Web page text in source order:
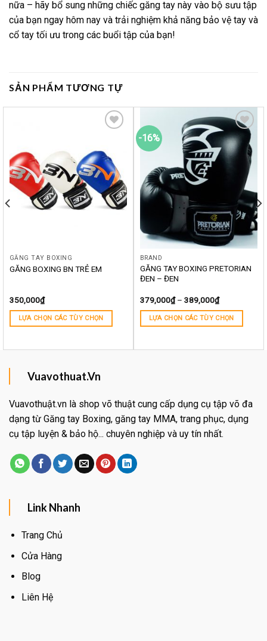
nữa – hãy bổ sung những chiếc găng tay này vào bộ sưu tập
của bạn ngay hôm nay và trải nghiệm khả năng bảo vệ tay và
cổ tay tối ưu trong các buổi tập của bạn!
SẢN PHẨM TƯƠNG TỰ
GĂNG TAY BOXING
GĂNG BOXING BN TRẺ EM
350,000₫
LỰA CHỌN CÁC TÙY CHỌN
-16%
Yêu
thích
BRAND
GĂNG TAY BOXING PRETORIAN
ĐEN – ĐEN
379,000₫– 389,000₫
LỰA CHỌN CÁC TÙY CHỌN
Vuavothuat.Vn
Vuavothuật.vn là shop võ thuật cung cấp dụng cụ tập võ đa
dạng từ Găng tay Boxing, găng tay MMA, trang phục, dụng
cụ tập luyện & bảo hộ... chuyên nghiệp và uy tín nhất.
Link Nhanh
Trang Chủ
Cửa Hàng
Blog
Liên Hệ